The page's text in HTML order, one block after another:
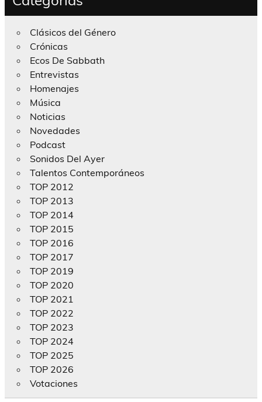
Clásicos del Género
Crónicas
Ecos De Sabbath
Entrevistas
Homenajes
Música
Noticias
Novedades
Podcast
Sonidos Del Ayer
Talentos Contemporáneos
TOP 2012
TOP 2013
TOP 2014
TOP 2015
TOP 2016
TOP 2017
TOP 2019
TOP 2020
TOP 2021
TOP 2022
TOP 2023
TOP 2024
TOP 2025
TOP 2026
Votaciones